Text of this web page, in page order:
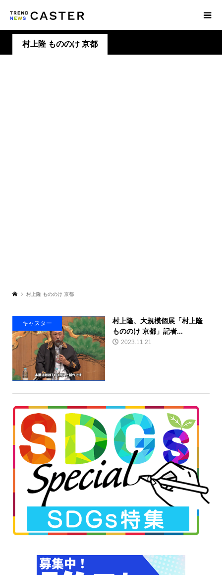
村上隆 もののけ 京都
村上隆 もののけ 京都
キャスター
村上隆、大規模個展「村上隆
もののけ 京都」記者...
2023.11.21